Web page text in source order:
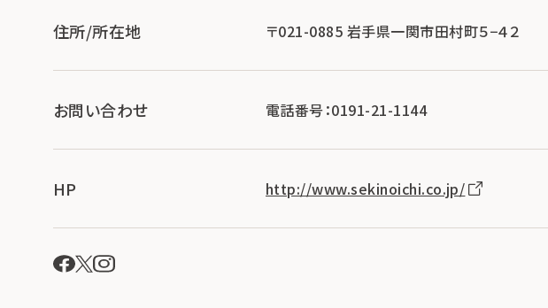
住所/所在地 〒021-0885 岩手県一関市田村町５−４２
お問い合わせ 電話番号：0191-21-1144
HP http://www.sekinoichi.co.jp/